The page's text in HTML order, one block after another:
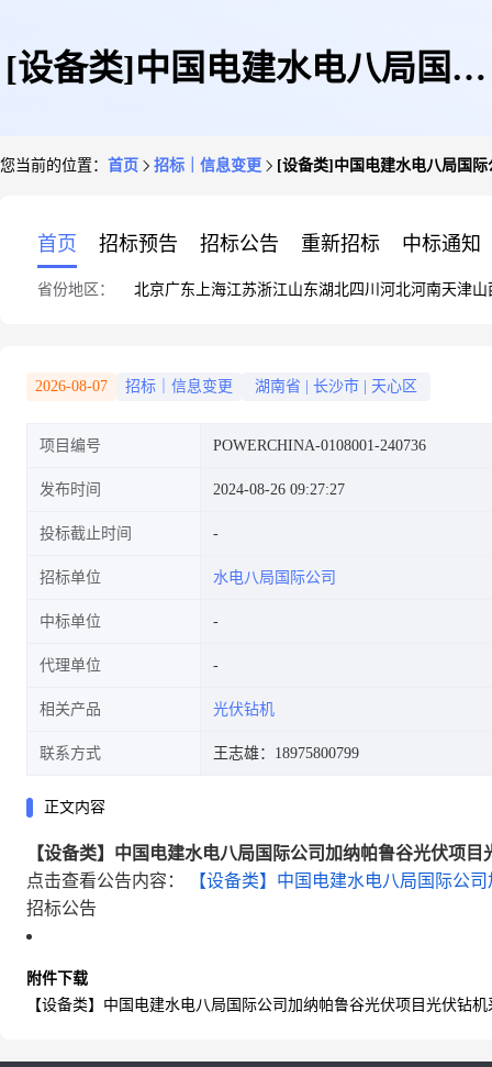
[设备类]中国电建水电八局国际
您当前的位置： 首页 招标｜信息变更 [设备类]中国电建水电八局国
首页 招标预告 招标公告 重新招标 中标通知
省份地区： 北京广东 上海江苏浙江山东湖北四川 河北河南天津山
2026-08-07 招标｜信息变更 湖南省 长沙市 天心区
项目编号 POWERCHINA-0108001-240736
发布时间 2024-08-26 09:27:27
投标截止时间
招标单位 水电八局国际公司
中标单位
代理单位
相关产品 光伏钻机
联系方式 王志雄：18975800799
正文内容
【设备类】中国电建水电八局国际公司加纳帕鲁谷光伏项
点击查看公告内容：
【设备类】中国电建水电八局国际公
招标公告
附件下载
【设备类】中国电建水电八局国际公司加纳帕鲁谷光伏项目光伏钻